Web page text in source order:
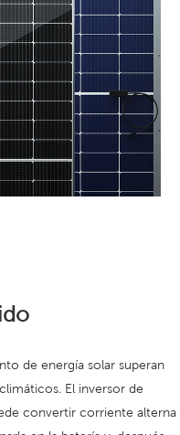
de energía solar superan
El inversor de
convertir corriente alterna